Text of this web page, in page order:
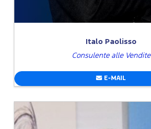
Italo Paolisso
Consulente alle Vendite
E-MAIL